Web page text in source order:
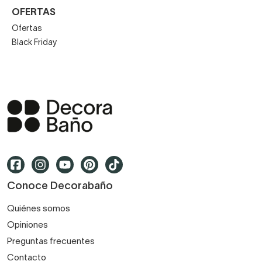
OFERTAS
Ofertas
Black Friday
Conoce Decorabaño
Quiénes somos
Opiniones
Preguntas frecuentes
Contacto